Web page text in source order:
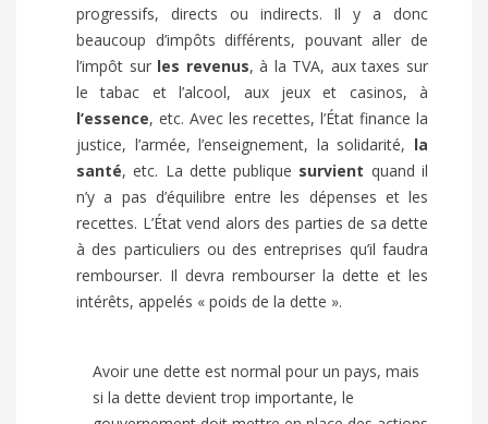
progressifs, directs ou indirects. Il y a donc
beaucoup d’impôts différents, pouvant aller de
l’impôt sur les revenus, à la TVA, aux taxes sur
le tabac et l’alcool, aux jeux et casinos, à
l’essence, etc. Avec les recettes, l’État finance la
justice, l’armée, l’enseignement, la solidarité, la
santé, etc. La dette publique survient quand il
n’y a pas d’équilibre entre les dépenses et les
recettes. L’État vend alors des parties de sa dette
à des particuliers ou des entreprises qu’il faudra
rembourser. Il devra rembourser la dette et les
intérêts, appelés « poids de la dette ».
Avoir une dette est normal pour un pays, mais
si la dette devient trop importante, le